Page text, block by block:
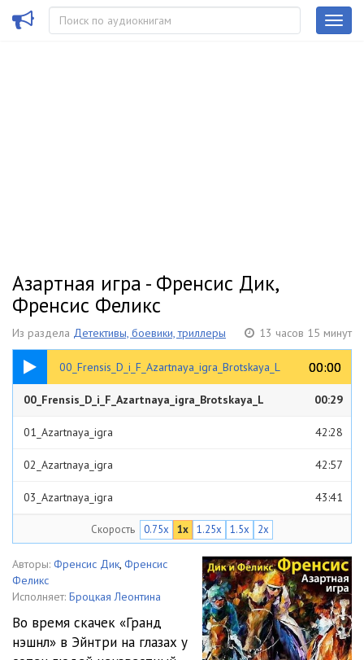
Азартная игра - Френсис Дик,
Френсис Феликс
Из раздела Детективы, боевики, триллеры 13 часов 15 минут
00_Frensis_D_i_F_Azartnaya_igra_Brotskaya_L 00:00
00:00
00:29
00_Frensis_D_i_F_Azartnaya_igra_Brotskaya_L 00:29
01_Azartnaya_igra 42:28
02_Azartnaya_igra 42:57
03_Azartnaya_igra 43:41
04_Azartnaya_igra
05_Azartnaya_igra 34:31
06_Azartnaya_igra 48:49
07_Azartnaya_igra 37:59
Скорость 0.75x 1x 1.25x 1.5x 2x
Авторы: Френсис Дик, Френсис
Феликс
Исполняет: Броцкая Леонтина
Во время скачек «Гранд
нэшнл» в Эйнтри на глазах у